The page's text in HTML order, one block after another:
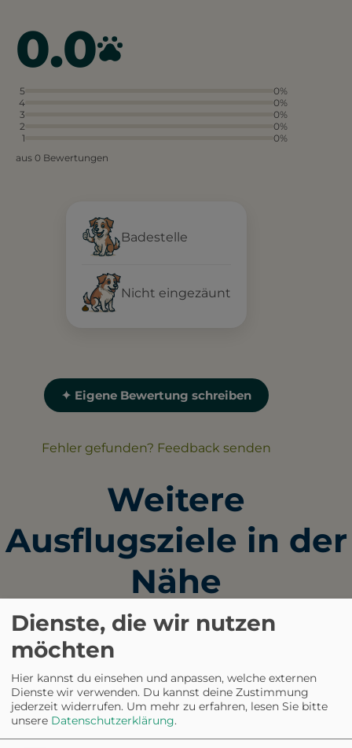
0.0
5
0%
4
0%
3
0%
2
0%
1
0%
aus 0 Bewertungen
Badestelle
Nicht eingezäunt
✦ Eigene Bewertung schreiben
Fehler gefunden? Feedback senden
Weitere
Ausflugsziele in der
Nähe
HUNDEAUSLAUFPLATZ
Eingezäunt
HUNDEAUSLAUFPLATZ
Hofgarten Coburg
Dienste, die wir nutzen
möchten
Hier kannst du einsehen und anpassen, welche externen
Dienste wir verwenden. Du kannst deine Zustimmung
jederzeit widerrufen. Um mehr zu erfahren, lesen Sie bitte
unsere Datenschutzerklärung.